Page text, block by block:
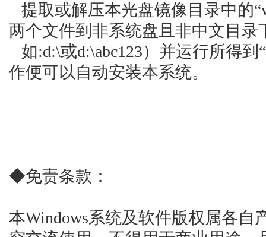
提取或解压本光盘镜像目录中的
两个文件到非系统盘且非中文目录
如:d:\或d:\abc123）并运行所得到
作便可以自动安装本系统。
◆免责条款：
本Windows系统及软件版权属各自